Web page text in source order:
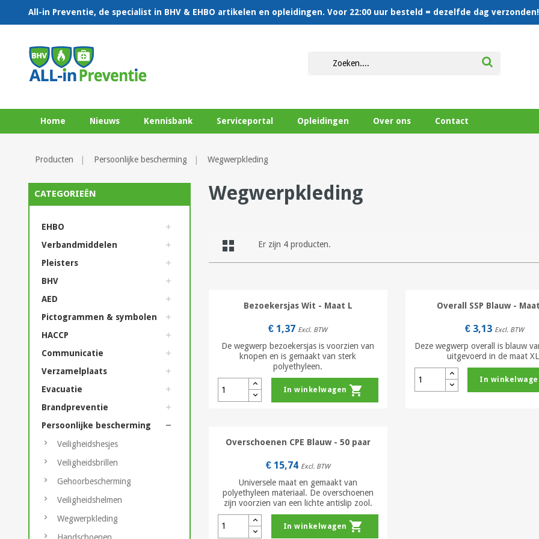
All-in Preventie, de specialist in BHV & EHBO artikelen en opleidingen. Voor 22:00 uur besteld = dezelfde dag verzonden!
Home Nieuws Kennisbank Serviceportal Opleidingen Over ons Contact
Producten Persoonlijke bescherming Wegwerpkleding
CATEGORIEËN
EHBO
Verbandmiddelen
Pleisters
BHV
AED
Pictogrammen & symbolen
HACCP
Communicatie
Verzamelplaats
Evacuatie
Brandpreventie
Persoonlijke bescherming
Veiligheidshesjes
Veiligheidsbrillen
Gehoorbescherming
Veiligheidshelmen
Wegwerpkleding
Wegwerpkleding
Er zijn 4 producten.
Bezoekersjas Wit - Maat L
€ 1,37 Excl. BTW
De wegwerp bezoekersjas is voorzien van
knopen en is gemaakt van sterk
polyethyleen.
In winkelwagen shopping_cart
Overall SSP Blauw -
€ 3,13 Excl. BTW
Deze wegwerp overall is blauw
uitgevoerd in de maat
In
Overschoenen CPE Blauw - 50 paar
€ 15,74 Excl. BTW
Universele maat en gemaakt van
polyethyleen materiaal. De overschoenen
zijn voorzien van een lichte antislip zool.
In winkelwagen shopping_cart